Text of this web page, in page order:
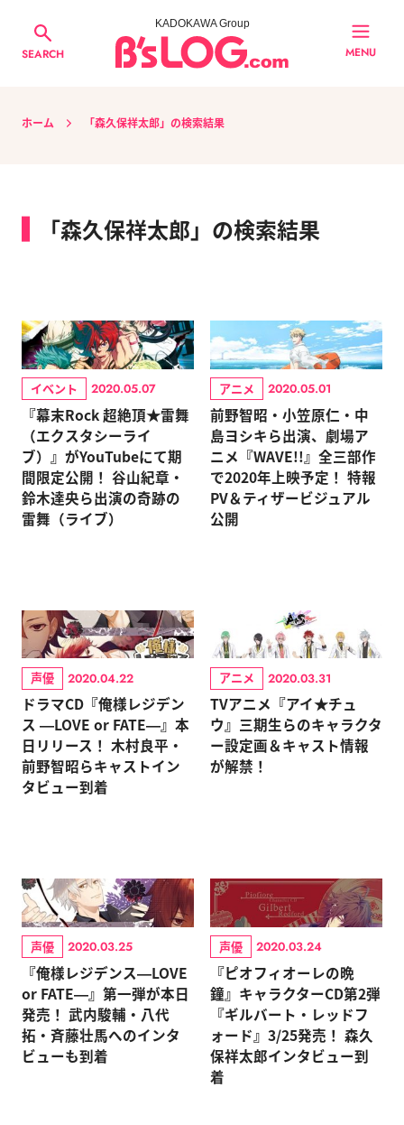
SEARCH
KADOKAWA Group
MENU
ホーム 「森久保祥太郎」の検索結果
「森久保祥太郎」の検索結果
イベント 2020.05.07
『幕末Rock 超絶頂★雷舞
（エクスタシーライ
ブ）』がYouTubeにて期
間限定公開！ 谷山紀章・
鈴木達央ら出演の奇跡の
雷舞（ライブ）
アニメ 2020.05.01
前野智昭・小笠原仁・中
島ヨシキら出演、劇場ア
ニメ『WAVE!!』全三部作
で2020年上映予定！ 特報
PV＆ティザービジュアル
公開
声優 2020.04.22
ドラマCD『俺様レジデン
ス ―LOVE or FATE―』本
日リリース！ 木村良平・
前野智昭らキャストイン
タビュー到着
アニメ 2020.03.31
TVアニメ『アイ★チュ
ウ』三期生らのキャラクタ
ー設定画＆キャスト情報
が解禁！
声優 2020.03.25
『俺様レジデンス―LOVE
or FATE―』第一弾が本日
発売！ 武内駿輔・八代
拓・斉藤壮馬へのインタ
ビューも到着
声優 2020.03.24
『ピオフィオーレの晩
鐘』キャラクターCD第2弾
『ギルバート・レッドフ
ォード』3/25発売！ 森久
保祥太郎インタビュー到
着